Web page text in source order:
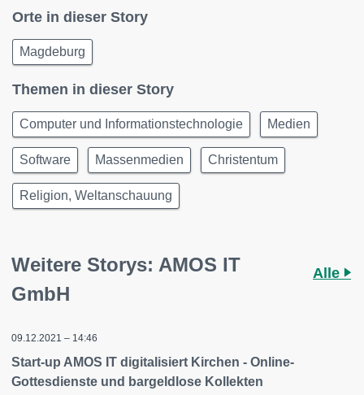
Orte in dieser Story
Magdeburg
Themen in dieser Story
Computer und Informationstechnologie Medien
Software Massenmedien Christentum
Religion, Weltanschauung
Weitere Storys: AMOS IT
GmbH
Alle
09.12.2021 – 14:46
Start-up AMOS IT digitalisiert Kirchen - Online-
Gottesdienste und bargeldlose Kollekten